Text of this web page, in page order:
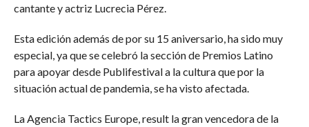
cantante y actriz Lucrecia Pérez.
Esta edición además de por su 15 aniversario, ha sido muy
especial, ya que se celebró la sección de Premios Latino
para apoyar desde Publifestival a la cultura que por la
situación actual de pandemia, se ha visto afectada.
La Agencia Tactics Europe, result la gran vencedora de la